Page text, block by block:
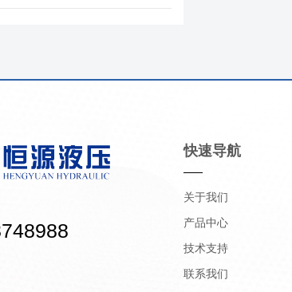
快速导航
关于我们
产品中心
技术支持
联系我们